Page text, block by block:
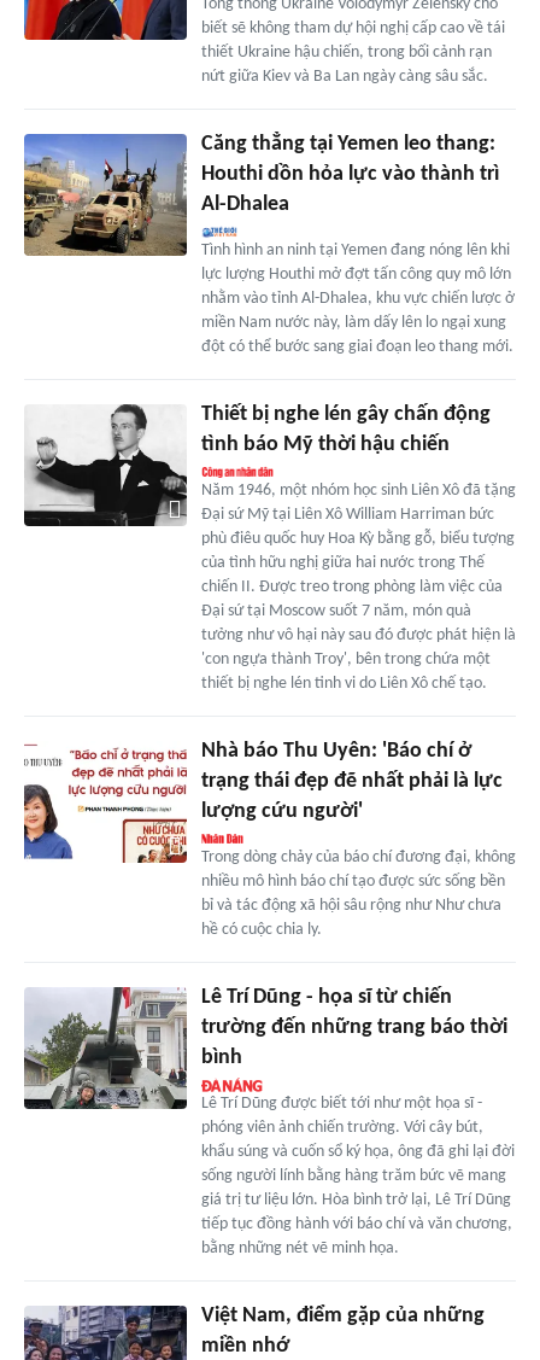
Tổng thống Ukraine Volodymyr Zelensky cho
biết sẽ không tham dự hội nghị cấp cao về tái
thiết Ukraine hậu chiến, trong bối cảnh rạn
nứt giữa Kiev và Ba Lan ngày càng sâu sắc.
Căng thẳng tại Yemen leo thang:
Houthi dồn hỏa lực vào thành trì
Al-Dhalea
Tình hình an ninh tại Yemen đang nóng lên khi
lực lượng Houthi mở đợt tấn công quy mô lớn
nhằm vào tỉnh Al-Dhalea, khu vực chiến lược ở
miền Nam nước này, làm dấy lên lo ngại xung
đột có thể bước sang giai đoạn leo thang mới.
Thiết bị nghe lén gây chấn động
tình báo Mỹ thời hậu chiến
Năm 1946, một nhóm học sinh Liên Xô đã tặng
Đại sứ Mỹ tại Liên Xô William Harriman bức
phù điêu quốc huy Hoa Kỳ bằng gỗ, biểu tượng
của tình hữu nghị giữa hai nước trong Thế
chiến II. Được treo trong phòng làm việc của
Đại sứ tại Moscow suốt 7 năm, món quà
tưởng như vô hại này sau đó được phát hiện là
'con ngựa thành Troy', bên trong chứa một
thiết bị nghe lén tinh vi do Liên Xô chế tạo.
Nhà báo Thu Uyên: 'Báo chí ở
trạng thái đẹp đẽ nhất phải là lực
lượng cứu người'
Trong dòng chảy của báo chí đương đại, không
nhiều mô hình báo chí tạo được sức sống bền
bỉ và tác động xã hội sâu rộng như Như chưa
hề có cuộc chia ly.
Lê Trí Dũng - họa sĩ từ chiến
trường đến những trang báo thời
bình
Lê Trí Dũng được biết tới như một họa sĩ -
phóng viên ảnh chiến trường. Với cây bút,
khẩu súng và cuốn sổ ký họa, ông đã ghi lại đời
sống người lính bằng hàng trăm bức vẽ mang
giá trị tư liệu lớn. Hòa bình trở lại, Lê Trí Dũng
tiếp tục đồng hành với báo chí và văn chương,
bằng những nét vẽ minh họa.
Việt Nam, điểm gặp của những
miền nhớ